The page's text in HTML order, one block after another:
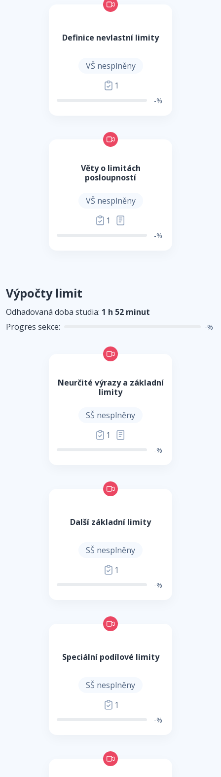
Definice nevlastní limity
VŠ nesplněny
1
-%
Věty o limitách
posloupností
VŠ nesplněny
1
-%
Výpočty limit
Odhadovaná doba studia: 1 h 52 minut
Progres sekce:
-%
Neurčité výrazy a základní
limity
SŠ nesplněny
1
-%
Další základní limity
SŠ nesplněny
1
-%
Speciální podílové limity
SŠ nesplněny
1
-%